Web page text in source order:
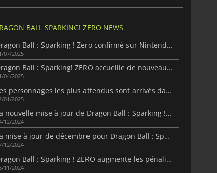
BALL SPARKING! ZERO NEWS
Dragon Ball : Sparking ! Zero confirmé sur Nintendo Switch 2
07/2025
Dragon Ball : Sparking! ZERO accueille de nouveaux personnages jouables
04/2025
Les personnages les plus attendus sont arrivés dans Dragon Ball : Sparking ! Zéro
01/2025
La nouvelle mise à jour de Dragon Ball : Sparking ! Zero ajoute des fonctionnalités demandées par les fans
12/2024
La mise à jour de décembre pour Dragon Ball : Sparking ! Zero a été révélée
12/2024
Dragon Ball : Sparking ! ZERO augmente les pénalités pour les abandons
11/2024